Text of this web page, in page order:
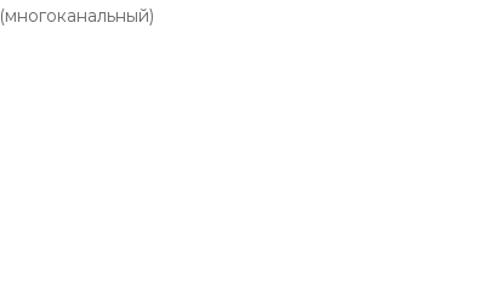
(многоканальный)